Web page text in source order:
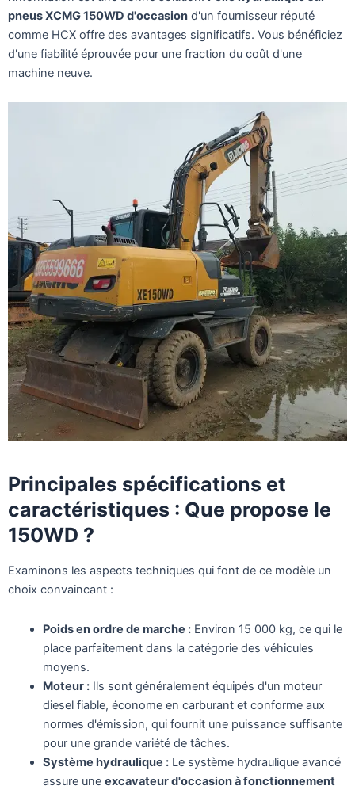
pneus XCMG 150WD d'occasion d'un fournisseur réputé
comme HCX offre des avantages significatifs. Vous bénéficiez
d'une fiabilité éprouvée pour une fraction du coût d'une
machine neuve.
Principales spécifications et
caractéristiques : Que propose le
150WD ?
Examinons les aspects techniques qui font de ce modèle un
choix convaincant :
Poids en ordre de marche :Environ 15 000 kg, ce qui le
place parfaitement dans la catégorie des véhicules
moyens.
Moteur :Ils sont généralement équipés d'un moteur
diesel fiable, économe en carburant et conforme aux
normes d'émission, qui fournit une puissance suffisante
pour une grande variété de tâches.
Système hydraulique :Le système hydraulique avancé
assure une excavateur d'occasion à fonctionnement